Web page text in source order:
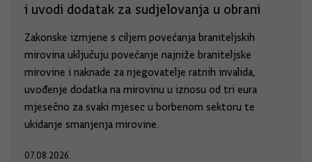
i uvodi dodatak za sudjelovanja u obrani
Zakonske izmjene s ciljem povećanja braniteljskih
mirovina uključuju povećanje najniže braniteljske
mirovine i naknade za njegovatelje ratnih invalida,
uvođenje dodatka na mirovinu u iznosu od tri eura
mjesečno za svaki mjesec u borbenom sektoru te
ukidanje smanjenja mirovine.
07.08.2026.